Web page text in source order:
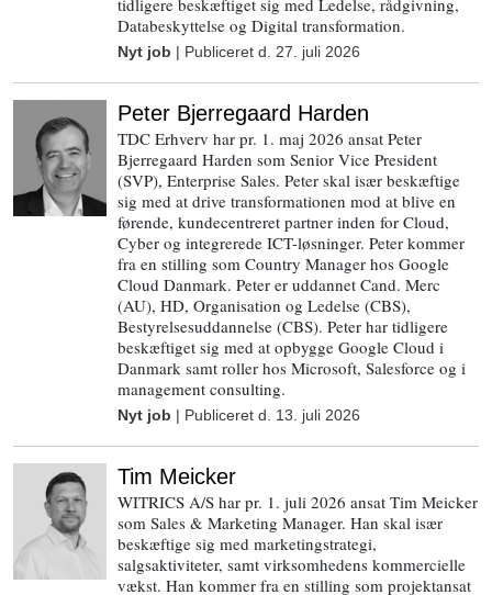
tidligere beskæftiget sig med Ledelse, rådgivning,
Databeskyttelse og Digital transformation.
Nyt job | Publiceret d. 27. juli 2026
Peter Bjerregaard Harden
TDC Erhverv har pr. 1. maj 2026 ansat Peter
Bjerregaard Harden som Senior Vice President
(SVP), Enterprise Sales. Peter skal især beskæftige
sig med at drive transformationen mod at blive en
førende, kundecentreret partner inden for Cloud,
Cyber og integrerede ICT-løsninger. Peter kommer
fra en stilling som Country Manager hos Google
Cloud Danmark. Peter er uddannet Cand. Merc
(AU), HD, Organisation og Ledelse (CBS),
Bestyrelsesuddannelse (CBS). Peter har tidligere
beskæftiget sig med at opbygge Google Cloud i
Danmark samt roller hos Microsoft, Salesforce og i
management consulting.
Nyt job | Publiceret d. 13. juli 2026
Tim Meicker
WITRICS A/S har pr. 1. juli 2026 ansat Tim Meicker
som Sales & Marketing Manager. Han skal især
beskæftige sig med marketingstrategi,
salgsaktiviteter, samt virksomhedens kommercielle
vækst. Han kommer fra en stilling som projektansat